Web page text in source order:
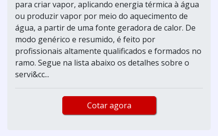
para criar vapor, aplicando energia térmica à água
ou produzir vapor por meio do aquecimento de
água, a partir de uma fonte geradora de calor. De
modo genérico e resumido, é feito por
profissionais altamente qualificados e formados no
ramo. Segue na lista abaixo os detalhes sobre o
servi&cc...
Cotar agora